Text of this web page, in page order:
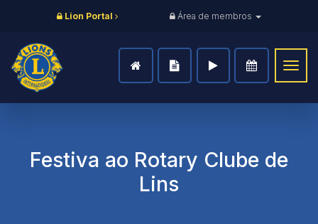
Lion Portal Área de membros
Festiva ao Rotary Clube de
Lins